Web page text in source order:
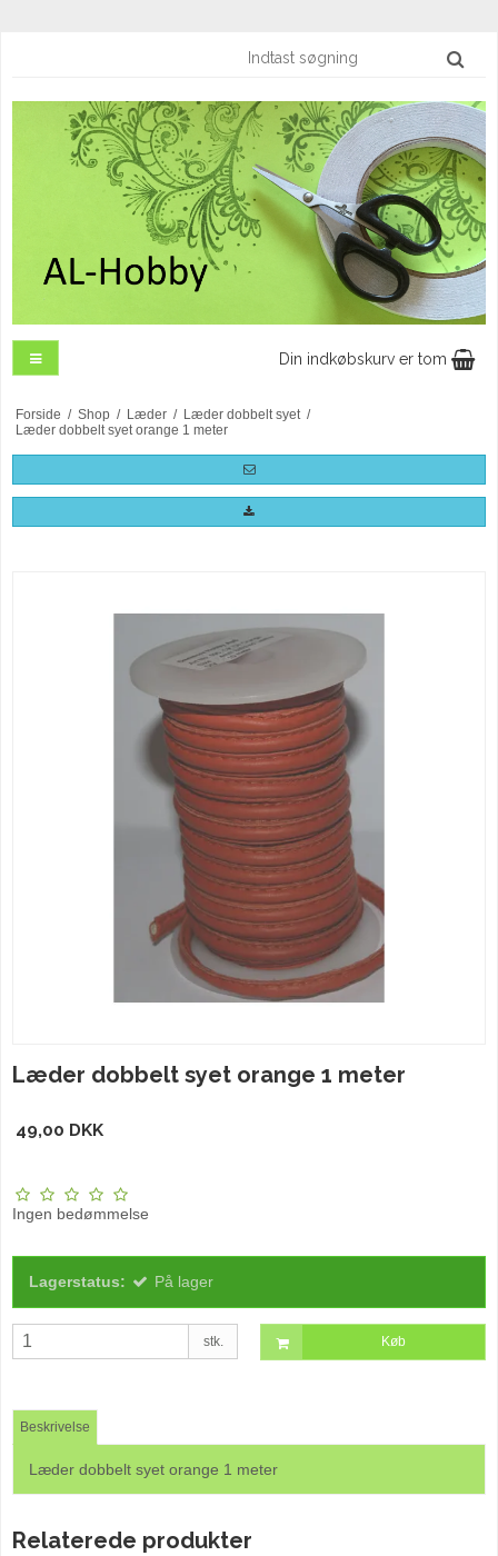
Din indkøbskurv er tom
Forside / Shop / Læder / Læder dobbelt syet /
Læder dobbelt syet orange 1 meter
Læder dobbelt syet orange 1 meter
49,00 DKK
Ingen bedømmelse
Lagerstatus: På lager
stk. Køb
Beskrivelse
Læder dobbelt syet orange 1 meter
Relaterede produkter